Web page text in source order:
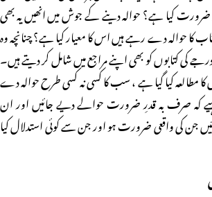
کیا ہے؟ حوالہ دینے کے جوش میں انھیں یہ بھی
کا حوالہ دے رہے ہیں اس کا معیار کیا ہے؟ چنانچہ وہ
کی کتابوں کو بھی اپنے مراجع میں شامل کر دیتے ہیں۔
کا مطالعہ کیا گیا ہے ، سب کا کسی نہ کسی طرح حوالہ دے
کہ صرف بہ قدرِ ضرورت حوالے دیے جائیں اور ان
جن کی واقعی ضرورت ہو اور جن سے کوئی استدلال کیا